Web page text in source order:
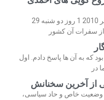
چهارشنبه 31 شهریور 89 / 22 سپتامبر 2010 1 روز دو شنبه 29
از سفرات آن کشور
که به آن ها پاسخ دادم. اول
در
از آخرین سخنانش
وضعیت خاص و حاد سیاسی،